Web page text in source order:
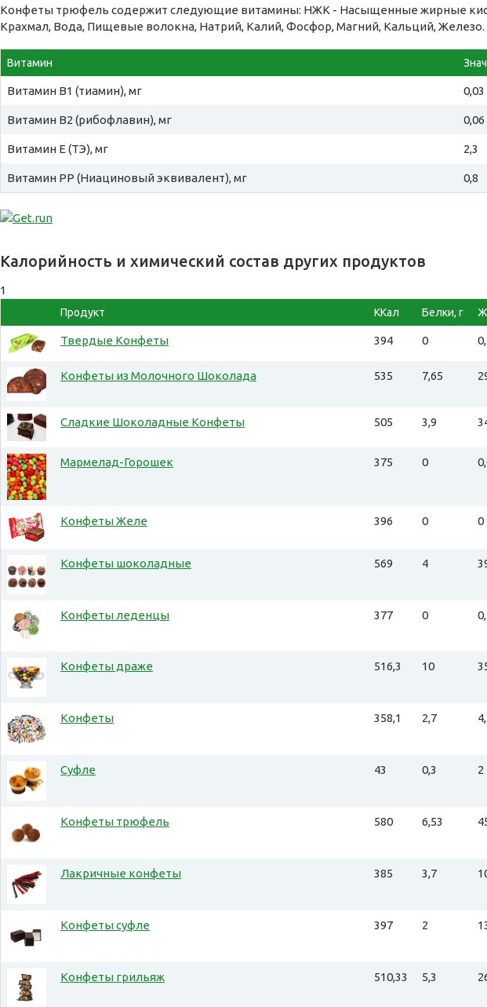
Конфеты трюфель содержит следующие витамины: НЖК - Насыщенные жирные
Крахмал, Вода, Пищевые волокна, Натрий, Калий, Фосфор, Магний, Кальций, Железо.
Витамин
Витамин B1 (тиамин), мг 0,03
Витамин B2 (рибофлавин), мг 0,06
Витамин E (ТЭ), мг 2,3
Витамин PP (Ниациновый эквивалент), мг 0,8
Калорийность и химический состав других продуктов
1
Продукт ККал Белки, г
Твердые Конфеты 394 0
Конфеты из Молочного Шоколада 535 7,65
Сладкие Шоколадные Конфеты 505 3,9
Мармелад-Горошек 375 0
Конфеты Желе 396 0 0
Конфеты шоколадные 569 4
Конфеты леденцы 377 0
Конфеты драже 516,3 10
Конфеты 358,1 2,7
Суфле 43 0,3 2
Конфеты трюфель 580 6,53
Лакричные конфеты 385 3,7
Конфеты суфле 397 2
Конфеты грильяж 510,33 5,3